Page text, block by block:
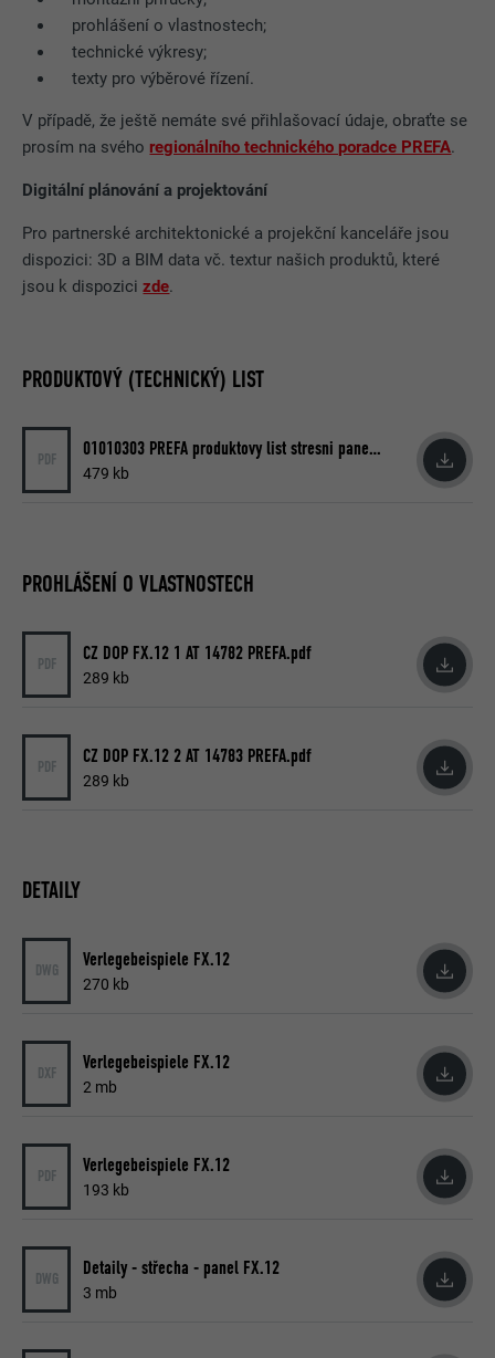
prohlášení o vlastnostech;
technické výkresy;
texty pro výběrové řízení.
V případě, že ještě nemáte své přihlašovací údaje, obraťte se
prosím na svého regionálního technického poradce PREFA.
Digitální plánování a projektování
Pro partnerské architektonické a projekční kanceláře jsou
dispozici: 3D a BIM data vč. textur našich produktů, které
jsou k dispozicizde.
PRODUKTOVÝ (TECHNICKÝ) LIST
PDF 01010303 PREFA produktovy list stresni panel FX.12
479 kb
PROHLÁŠENÍ O VLASTNOSTECH
PDF CZ DOP FX.12 1 AT 14782 PREFA.pdf
289 kb
PDF CZ DOP FX.12 2 AT 14783 PREFA.pdf
289 kb
DETAILY
DWG Verlegebeispiele FX.12
270 kb
DXF Verlegebeispiele FX.12
2 mb
PDF Verlegebeispiele FX.12
193 kb
DWG Detaily - střecha - panel FX.12
3 mb